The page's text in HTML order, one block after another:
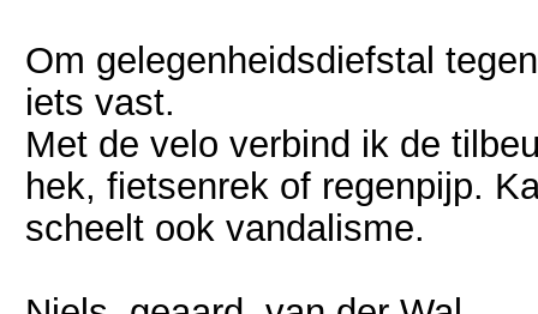
Om gelegenheidsdiefstal
iets vast.
Met de velo verbind ik de
hek, fietsenrek of regenpijp.
scheelt ook vandalisme.